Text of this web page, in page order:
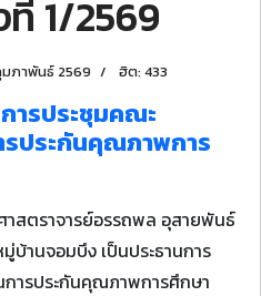
1/2569
ภาพันธ์ 2569 ฮิต: 433
ารประชุมคณะ
ประกันคุณภาพการ
สตราจารย์อรรถพล อุสายพันธ์
านจอมบึง เป็นประธานการ
ารประกันคุณภาพการศึกษา